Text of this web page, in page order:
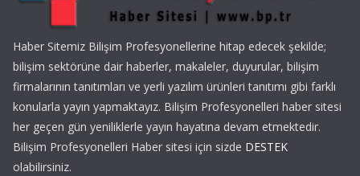
Haber Sitemiz Bilişim Profesyonellerine hitap edecek şekilde;
bilişim sektörüne dair haberler, makaleler, duyurular, bilişim
firmalarının tanıtımları ve yerli yazılım ürünleri tanıtımı gibi farklı
konularla yayın yapmaktayız. Bilişim Profesyonelleri haber sitesi
her geçen gün yeniliklerle yayın hayatına devam etmektedir.
Bilişim Profesyonelleri Haber sitesi için sizde DESTEK
olabilirsiniz.